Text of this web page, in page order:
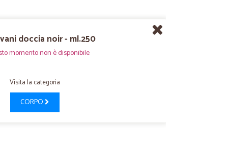
doccia noir - ml.250
momento non è disponibile
Visita la categoria
CORPO